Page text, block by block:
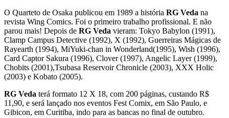
O Quarteto de Osaka publicou em 1989 a história RG Veda na
revista Wing Comics. Foi o primeiro trabalho profissional. E não
parou mais! Depois de RG Veda vieram: Tokyo Babylon (1991),
Clamp Campus Detective (1992), X (1992), Guerreiras Mágicas de
Rayearth (1994), MiYuki-chan in Wonderland(1995), Wish (1996),
Card Captor Sakura (1996), Clover (1997), Angelic Layer (1999),
Chobits (2001),Tsubasa Reservoir Chronicle (2003), XXX Holic
(2003) e Kobato (2005).
RG Veda terá formato 12 X 18, com 200 páginas, custando R$
11,90, e será lançado nos eventos Fest Comix, em São Paulo, e
Gibicon, em Curitiba, indo para as bancas no final de outubro.